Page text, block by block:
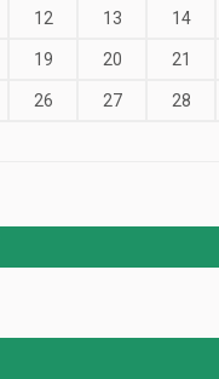
12 13 14
19 20 21
26 27 28